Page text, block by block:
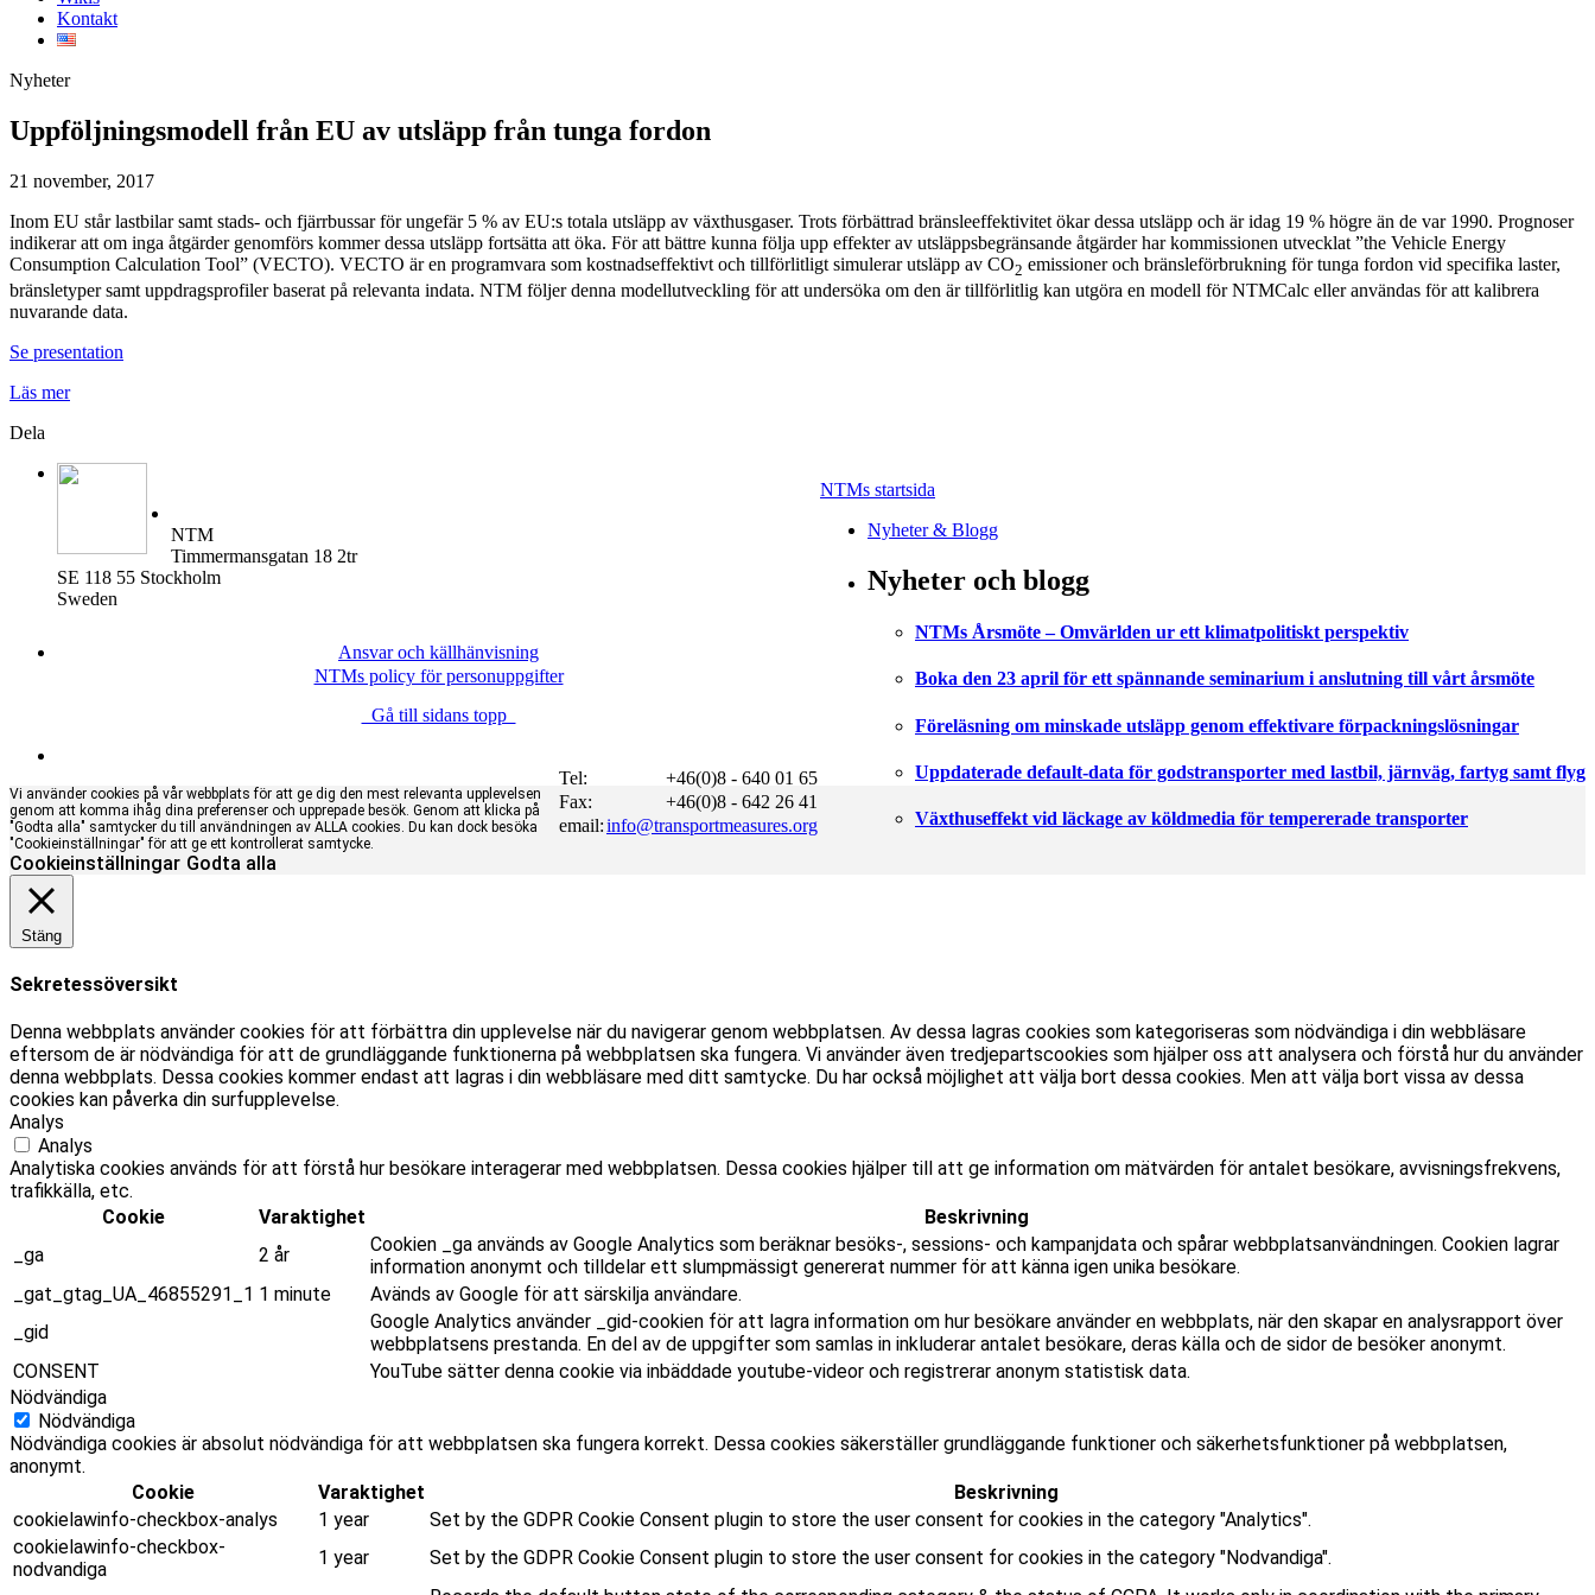
Kontakt
Nyheter
Uppföljningsmodell från EU av utsläpp från tunga fordon
21 november, 2017
Inom EU står lastbilar samt stads- och fjärrbussar för ungefär 5 % av EU:s totala utsläpp av växthusgaser. Trots förbättrad bränsleeffektivitet ökar dessa utsläpp och är idag 19 % högre än de var 1990. Prognoser
indikerar att om inga åtgärder genomförs kommer dessa utsläpp fortsätta att öka. För att bättre kunna följa upp effekter av utsläppsbegränsande åtgärder har kommissionen utvecklat ”the Vehicle Energy
Consumption Calculation Tool” (VECTO). VECTO är en programvara som kostnadseffektivt och tillförlitligt simulerar utsläpp av CO2 emissioner och bränsleförbrukning för tunga fordon vid specifika laster,
bränsletyper samt uppdragsprofiler baserat på relevanta indata. NTM följer denna modellutveckling för att undersöka om den är tillförlitlig kan utgöra en modell för NTMCalc eller användas för att kalibrera
nuvarande data.
Se presentation
Läs mer
Dela
NTMs startsida
Nyheter & Blogg
Nyheter och blogg
NTMs Årsmöte – Omvärlden ur ett klimatpolitiskt perspektiv
Boka den 23 april för ett spännande seminarium i anslutning till vårt årsmöte
Föreläsning om minskade utsläpp genom effektivare förpackningslösningar
Uppdaterade default-data för godstransporter med lastbil, järnväg, fartyg samt flyg
Växthuseffekt vid läckage av köldmedia för tempererade transporter
NTM
Timmermansgatan 18 2tr
SE 118 55 Stockholm
Sweden
Ansvar och källhänvisning
NTMs policy för personuppgifter
Gå till sidans topp
Tel:
+46(0)8 - 640 01 65
Fax:
+46(0)8 - 642 26 41
email:info@transportmeasures.org
Vi använder cookies på vår webbplats för att ge dig den mest relevanta upplevelsen
genom att komma ihåg dina preferenser och upprepade besök. Genom att klicka på
"Godta alla" samtycker du till användningen av ALLA cookies. Du kan dock besöka
"Cookieinställningar" för att ge ett kontrollerat samtycke.
Cookieinställningar Godta alla
Stäng
Sekretessöversikt
Denna webbplats använder cookies för att förbättra din upplevelse när du navigerar genom webbplatsen. Av dessa lagras cookies som kategoriseras som nödvändiga i din webbläsare
eftersom de är nödvändiga för att de grundläggande funktionerna på webbplatsen ska fungera. Vi använder även tredjepartscookies som hjälper oss att analysera och förstå hur du använder
denna webbplats. Dessa cookies kommer endast att lagras i din webbläsare med ditt samtycke. Du har också möjlighet att välja bort dessa cookies. Men att välja bort vissa av dessa
cookies kan påverka din surfupplevelse.
Analys
Analys
Analytiska cookies används för att förstå hur besökare interagerar med webbplatsen. Dessa cookies hjälper till att ge information om mätvärden för antalet besökare, avvisningsfrekvens,
trafikkälla, etc.
Cookie
Varaktighet
Beskrivning
_ga
2 år
Cookien _ga används av Google Analytics som beräknar besöks-, sessions- och kampanjdata och spårar webbplatsanvändningen. Cookien lagrar
information anonymt och tilldelar ett slumpmässigt genererat nummer för att känna igen unika besökare.
_gat_gtag_UA_46855291_1 1 minute
Avänds av Google för att särskilja användare.
_gid
Google Analytics använder _gid-cookien för att lagra information om hur besökare använder en webbplats, när den skapar en analysrapport över
webbplatsens prestanda. En del av de uppgifter som samlas in inkluderar antalet besökare, deras källa och de sidor de besöker anonymt.
CONSENT
YouTube sätter denna cookie via inbäddade youtube-videor och registrerar anonym statistisk data.
Nödvändiga
Nödvändiga
Nödvändiga cookies är absolut nödvändiga för att webbplatsen ska fungera korrekt. Dessa cookies säkerställer grundläggande funktioner och säkerhetsfunktioner på webbplatsen,
anonymt.
Cookie
Varaktighet
Beskrivning
cookielawinfo-checkbox-analys
1 year
Set by the GDPR Cookie Consent plugin to store the user consent for cookies in the category "Analytics".
cookielawinfo-checkbox-
nodvandiga
1 year
Set by the GDPR Cookie Consent plugin to store the user consent for cookies in the category "Nodvandiga".